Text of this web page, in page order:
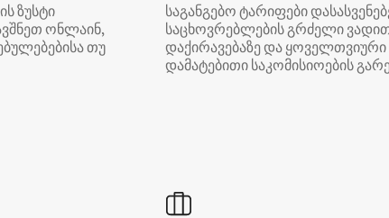
ზუსტი
ონლაინ,
თუ
საგანგებო ტარიფები
საცხოვრებლების გრძელი
დაქირავებაზე და
დამატებითი საკომისიოების